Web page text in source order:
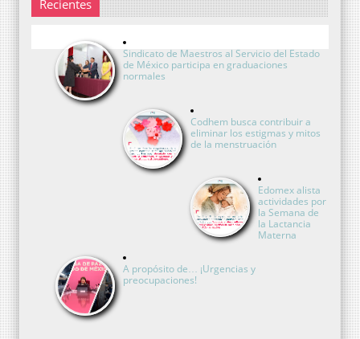
Recientes
Sindicato de Maestros al Servicio del Estado
de México participa en graduaciones
normales
Codhem busca contribuir a
eliminar los estigmas y mitos
de la menstruación
Edomex alista
actividades por
la Semana de
la Lactancia
Materna
A propósito de… ¡Urgencias y
preocupaciones!